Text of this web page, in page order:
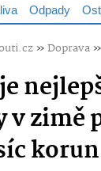
Odpady
»Doprava»
v
korun